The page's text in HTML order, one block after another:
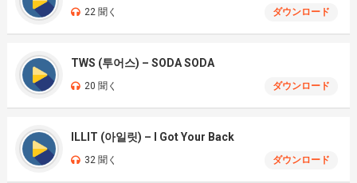
22 聞く ダウンロード
TWS (투어스) – SODA SODA
20 聞く ダウンロード
ILLIT (아일릿) – I Got Your Back
32 聞く ダウンロード